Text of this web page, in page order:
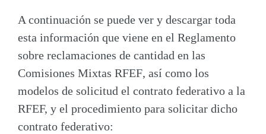
A continuación se puede ver y descargar toda
esta información que viene en el Reglamento
sobre reclamaciones de cantidad en las
Comisiones Mixtas RFEF, así como los
modelos de solicitud el contrato federativo a la
RFEF, y el procedimiento para solicitar dicho
contrato federativo: